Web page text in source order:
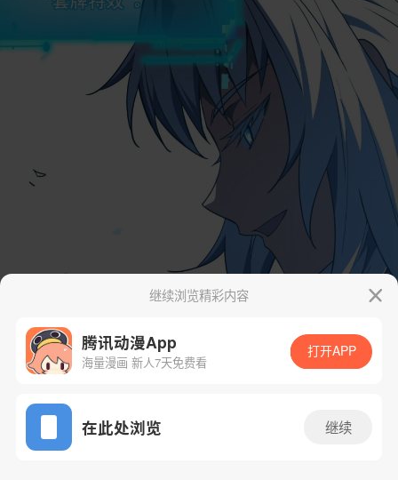
App免费看
继续浏览精彩内容
腾讯动漫App
海量漫画 新人7天免费看
打开APP
在此处浏览 继续